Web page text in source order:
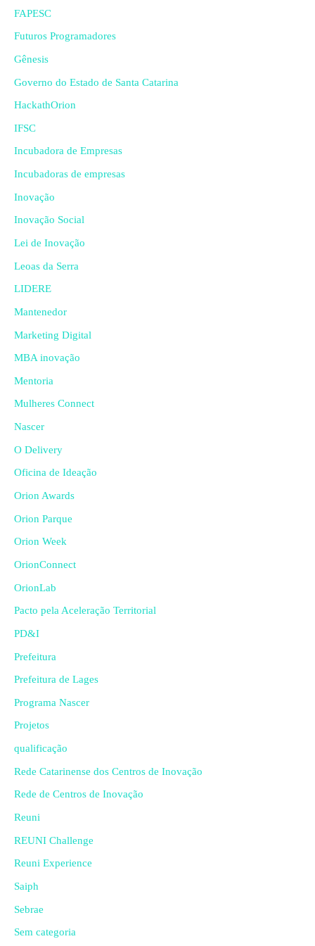
FAPESC
Futuros Programadores
Gênesis
Governo do Estado de Santa Catarina
HackathOrion
IFSC
Incubadora de Empresas
Incubadoras de empresas
Inovação
Inovação Social
Lei de Inovação
Leoas da Serra
LIDERE
Mantenedor
Marketing Digital
MBA inovação
Mentoria
Mulheres Connect
Nascer
O Delivery
Oficina de Ideação
Orion Awards
Orion Parque
Orion Week
OrionConnect
OrionLab
Pacto pela Aceleração Territorial
PD&I
Prefeitura
Prefeitura de Lages
Programa Nascer
Projetos
qualificação
Rede Catarinense dos Centros de Inovação
Rede de Centros de Inovação
Reuni
REUNI Challenge
Reuni Experience
Saiph
Sebrae
Sem categoria